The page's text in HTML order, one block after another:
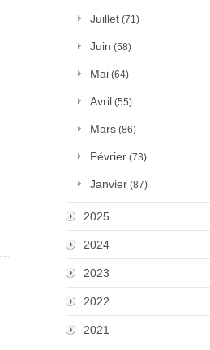
Juillet (71)
Juin (58)
Mai (64)
Avril (55)
Mars (86)
Février (73)
Janvier (87)
2025
2024
2023
2022
2021